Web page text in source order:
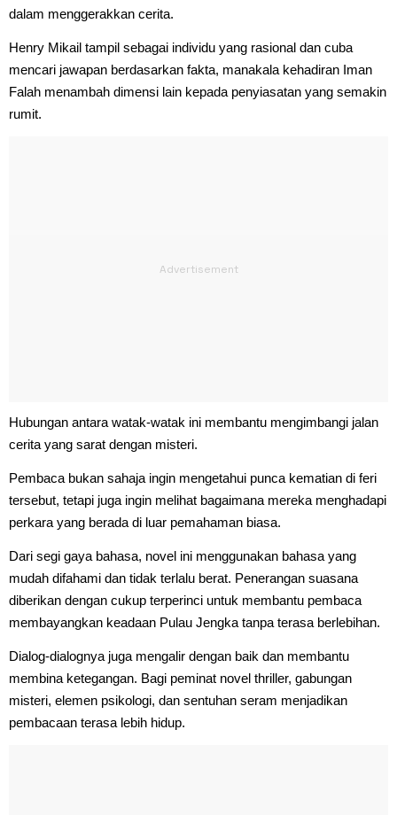
dalam menggerakkan cerita.
Henry Mikail tampil sebagai individu yang rasional dan cuba
mencari jawapan berdasarkan fakta, manakala kehadiran Iman
Falah menambah dimensi lain kepada penyiasatan yang semakin
rumit.
Hubungan antara watak-watak ini membantu mengimbangi jalan
cerita yang sarat dengan misteri.
Pembaca bukan sahaja ingin mengetahui punca kematian di feri
tersebut, tetapi juga ingin melihat bagaimana mereka menghadapi
perkara yang berada di luar pemahaman biasa.
Dari segi gaya bahasa, novel ini menggunakan bahasa yang
mudah difahami dan tidak terlalu berat. Penerangan suasana
diberikan dengan cukup terperinci untuk membantu pembaca
membayangkan keadaan Pulau Jengka tanpa terasa berlebihan.
Dialog-dialognya juga mengalir dengan baik dan membantu
membina ketegangan. Bagi peminat novel thriller, gabungan
misteri, elemen psikologi, dan sentuhan seram menjadikan
pembacaan terasa lebih hidup.